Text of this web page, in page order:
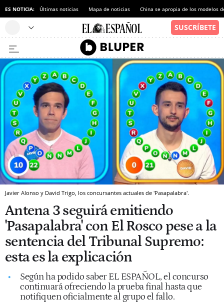
ES NOTICIA: Últimas noticias Mapa de noticias China se apropia de los modelos
Javier Alonso y David Trigo, los concursantes actuales de 'Pasapalabra'.
Antena 3 seguirá emitiendo
'Pasapalabra' con El Rosco pese a la
sentencia del Tribunal Supremo:
esta es la explicación
Según ha podido saber EL ESPAÑOL, el concurso
continuará ofreciendo la prueba final hasta que
notifiquen oficialmente al grupo el fallo.